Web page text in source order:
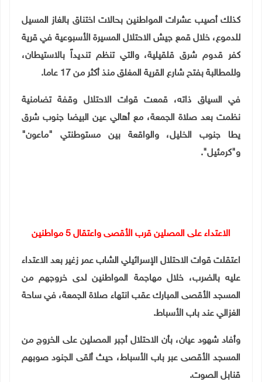
كذلك أصيب عشرات المواطنين بحالات اختناق بالغاز المسيل
للدموع، خلال قمع جيش الاحتلال المسيرة الأسبوعية في قرية
كفر قدوم شرق قلقيلية، والتي تنظم تنديداً بالاستيطان،
وللمطالبة بفتح شارع القرية المغلق منذ أكثر من 17 عاما
.
في السياق ذاته، قمعت قوات الاحتلال وقفة تضامنية
نظمت بعد صلاة الجمعة، مع أهالي عين البيضا جنوب شرق
يطا جنوب الخليل، والواقعة بين مستوطنتي "ماعون"
و"كرمئيل".
الاعتداء على المصلين قرب الأقصى واعتقال 5 مواطنين
اعتقلت قوات الاحتلال الإسرائيلي الشاب عمر زغير بعد الاعتداء
عليه بالضرب، خلال مهاجمة المواطنين لدى خروجهم من
المسجد الأقصى المبارك عقب انتهاء صلاة الجمعة، في ساحة
الغزالي عند باب الأسباط.
وأفاد شهود عيان، بأن الاحتلال أجبر المصلين على الخروج من
المسجد الأقصى عبر باب الأسباط، حيث ألقى الجنود صوبهم
قنابل الصوت.